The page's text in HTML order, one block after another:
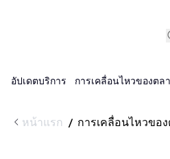
อัปเดตบริการ การเคลื่อนไหวของตล
หน้าแรก / การเคลื่อนไหวขอ